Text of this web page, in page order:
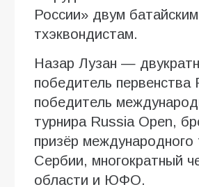
России» двум батайским
тхэквондистам.
Назар Лузан —
победитель первенства
победитель
турнира Russia Open,
призёр международного
Сербии, многократный
области и ЮФО.